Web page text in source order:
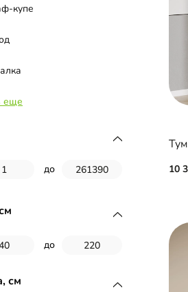
купе
гармошка
шкаф
еще
до
до
см
10